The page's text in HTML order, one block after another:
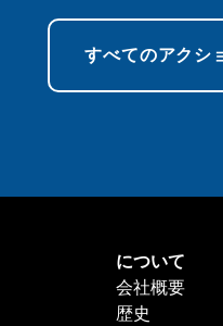
すべてのアクシ
について
会社概要
歴史